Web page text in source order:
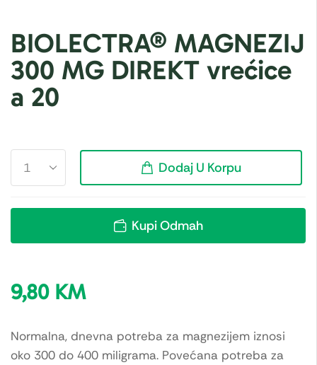
BIOLECTRA® MAGNEZIJ
300 MG DIREKT vrećice
a 20
Dodaj U Korpu
Kupi Odmah
9,80 KM
Normalna, dnevna potreba za magnezijem iznosi
oko 300 do 400 miligrama. Povećana potreba za